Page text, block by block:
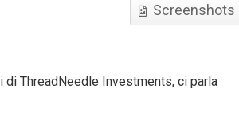
Screenshots
ThreadNeedle Investments, ci parla